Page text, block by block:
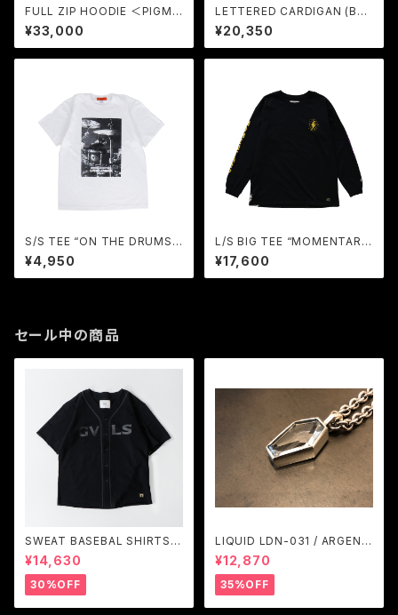
FULL ZIP HOODIE ＜PIGME
NT-DYEING＞ (BULE) / GER
UGA
¥33,000
LETTERED CARDIGAN (BLA
CK) / GAVIAL GARAGE
¥20,350
S/S TEE “ON THE DRUMS”
(WHITE) / GAVIAL GARAGE
¥4,950
L/S BIG TEE “MOMENTAR
Y” (BLACK) / GAVIAL
¥17,600
セール中の商品
SWEAT BASEBAL SHIRTS
(BLACK) / GAVIAL
¥14,630
30%OFF
LIQUID LDN-031 / ARGENT
GLEAM
¥12,870
35%OFF